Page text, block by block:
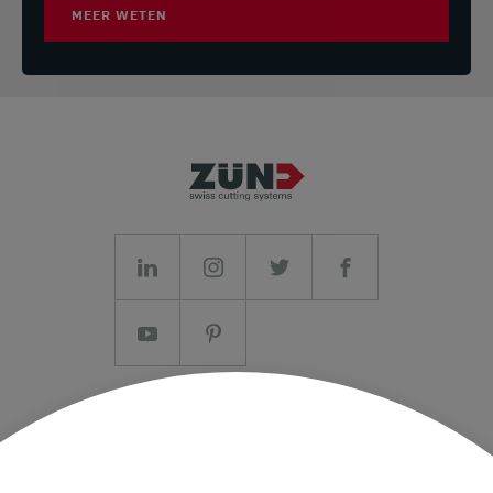
infoitalia@zund.com
LEATHER, TEXTIL, GRAPHICS, PACKAGING, COMPOSITE,
SPECIALS, TECHTEX, TECHNICAL SERVICE
MEER WETEN